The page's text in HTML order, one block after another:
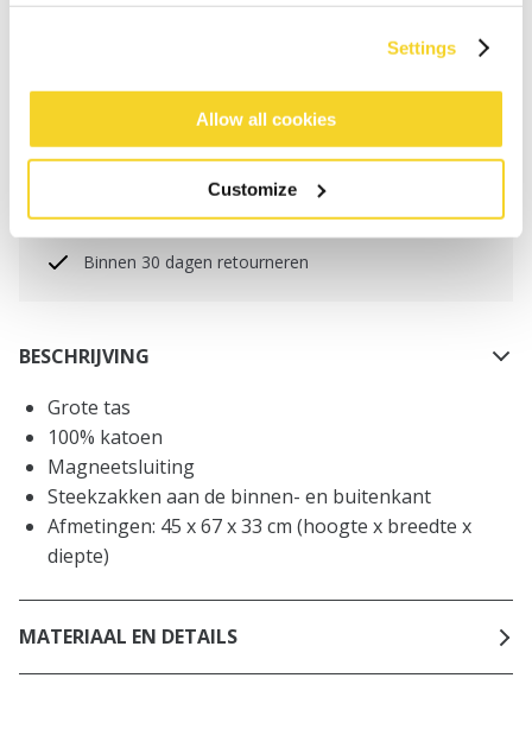
Settings
Allow all cookies
Customize
Bestellingen die op werkdagen vóór 12:00 uur
worden geplaatst, worden dezelfde dag verzonden
Gratis verzending voor orders boven € 50,- binnen
NL
Binnen 30 dagen retourneren
BESCHRIJVING
Grote tas
100% katoen
Magneetsluiting
Steekzakken aan de binnen- en buitenkant
Afmetingen: 45 x 67 x 33 cm (hoogte x breedte x
diepte)
MATERIAAL EN DETAILS